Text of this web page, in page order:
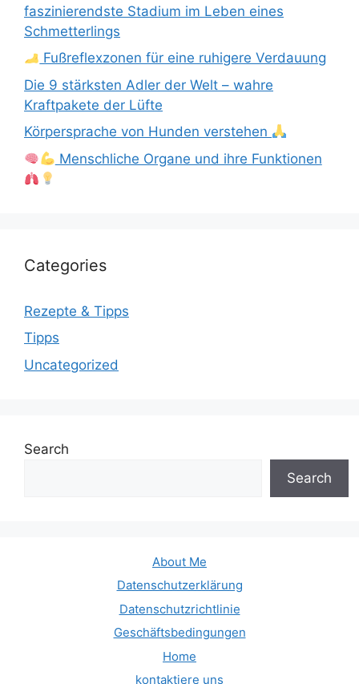
faszinierendste Stadium im Leben eines
Schmetterlings
Fußreflexzonen für eine ruhigere Verdauung
Die 9 stärksten Adler der Welt – wahre
Kraftpakete der Lüfte
Körpersprache von Hunden verstehen
Menschliche Organe und ihre Funktionen
Categories
Rezepte & Tipps
Tipps
Uncategorized
Search
Search
About Me
Datenschutzerklärung
Datenschutzrichtlinie
Geschäftsbedingungen
Home
kontaktiere uns